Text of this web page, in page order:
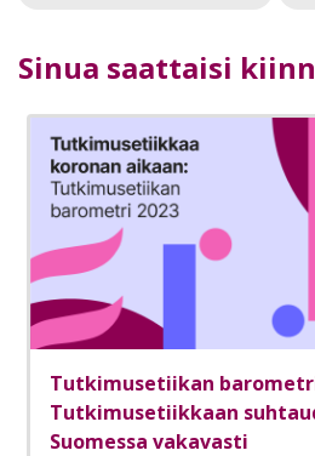
Sinua saattaisi
Tutkimusetiikan
Tutkimusetiikkaan
Suomessa vakavasti